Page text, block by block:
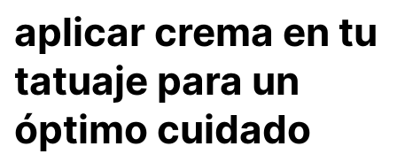
aplicar crema en tu
tatuaje para un
óptimo cuidado